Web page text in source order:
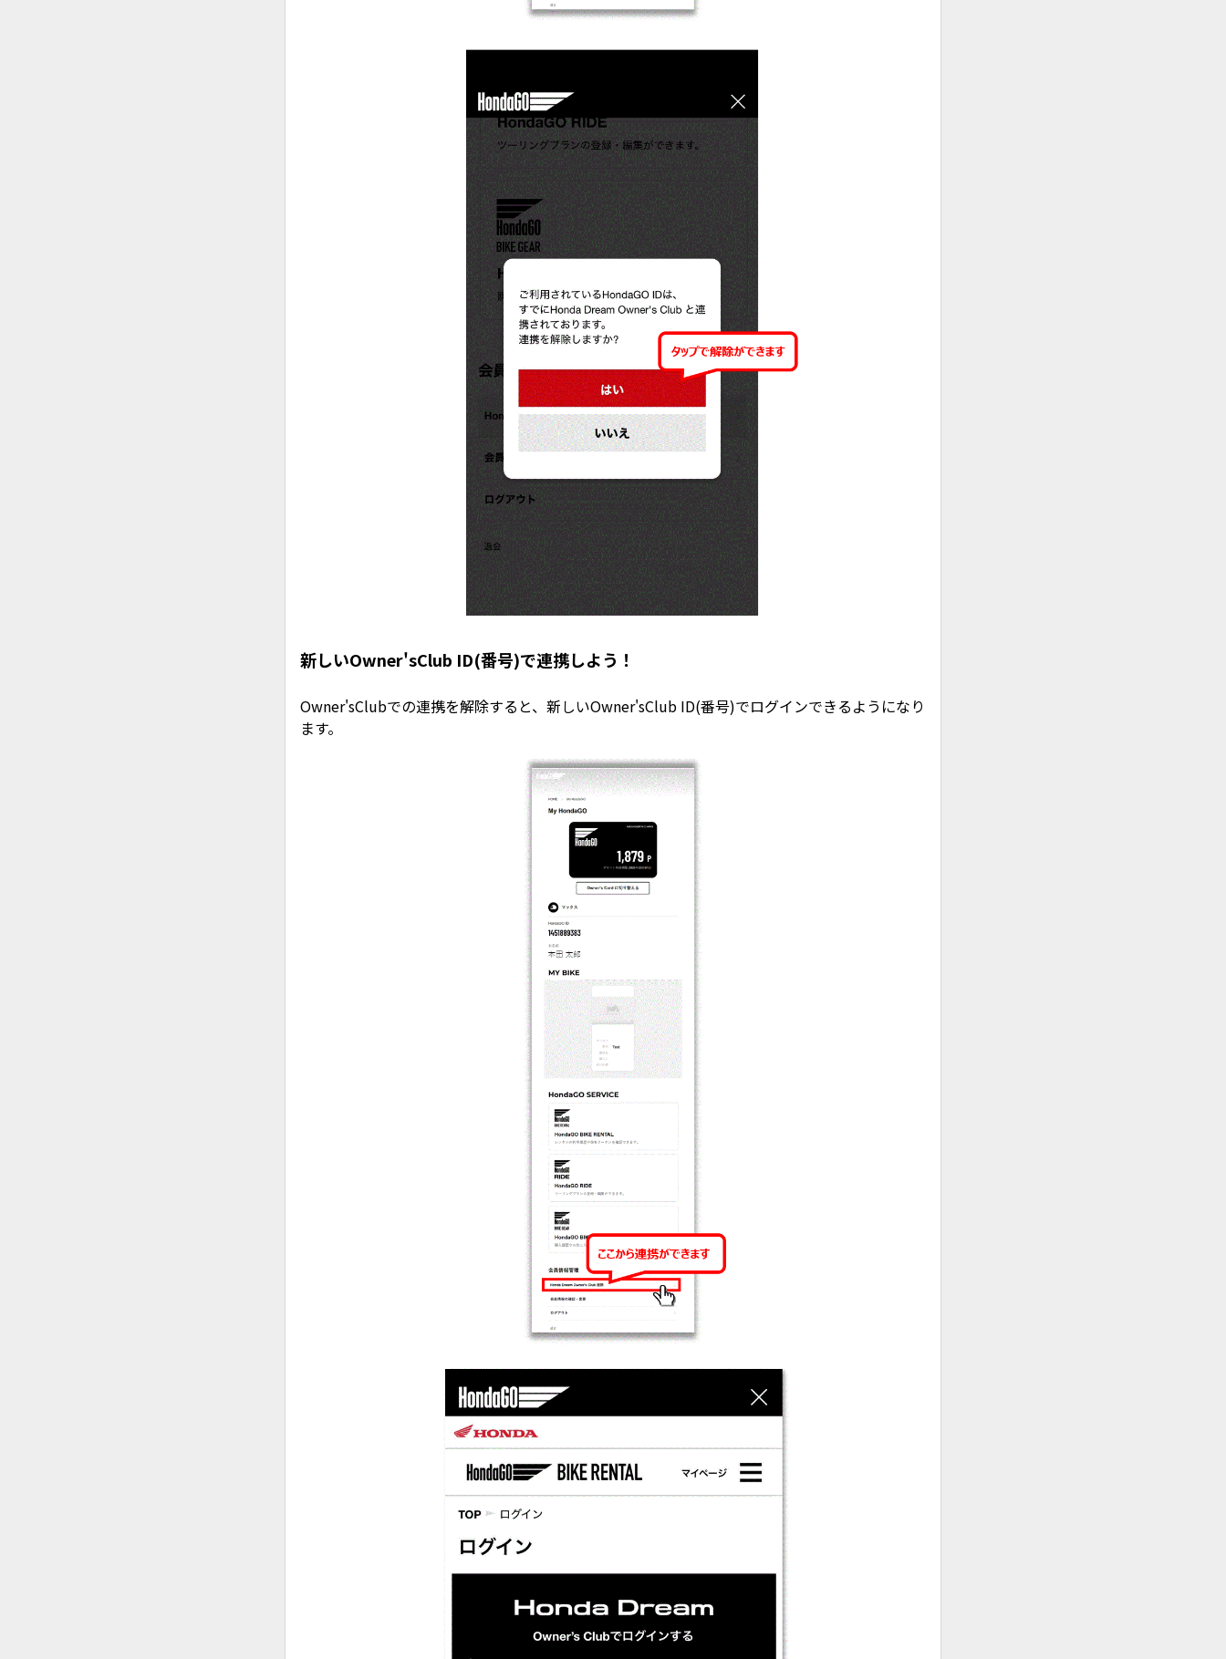
新しいOwner'sClub ID(番号)で連携しよう！
Owner'sClubでの連携を解除すると、新しいOwner'sClub ID(番号)でログインできるようになり
ます。